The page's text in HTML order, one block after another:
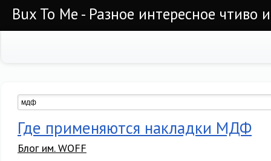
Bux To Me - Разное интересное чтиво
Где применяются накладки МДФ
Блог им. WOFF